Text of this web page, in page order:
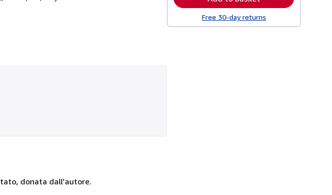
Free 30-day returns
donata dall'autore.